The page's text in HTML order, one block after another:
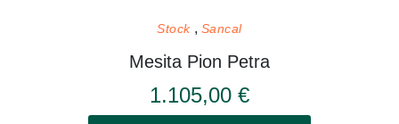
Stock Sancal
Mesita Pion Petra
1.105,00 €